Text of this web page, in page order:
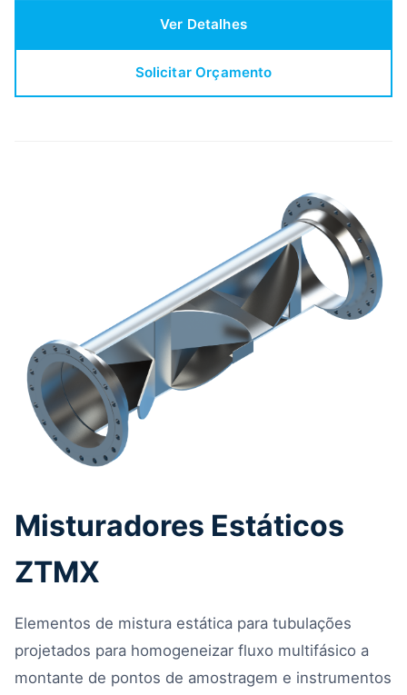
Ver Detalhes
Solicitar Orçamento
Misturadores Estáticos
ZTMX
Elementos de mistura estática para tubulações
projetados para homogeneizar fluxo multifásico a
montante de pontos de amostragem e instrumentos